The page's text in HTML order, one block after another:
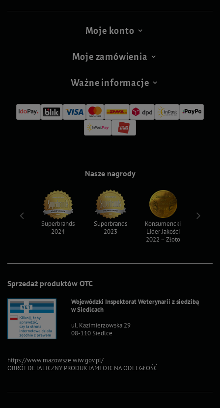
Moje konto
Moje zamówienia
Ważne informacje
Sprzedaż produktów OTC
Wojewódzki Inspektorat Weterynarii z siedzibą
w Siedlcach
ul. Kazimierzowska 29
08-110 Siedlce
https://www.mazowsze.wiw.gov.pl/
OBRÓT DETALICZNY PRODUKTAMI OTC NA ODLEGŁOŚĆ
Nasze nagrody
Superbrands
2024
Superbrands
2023
Konsumencki
Lider Jakości
2022 – Złoto